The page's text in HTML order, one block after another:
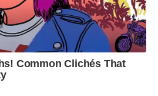
Common Clichés That